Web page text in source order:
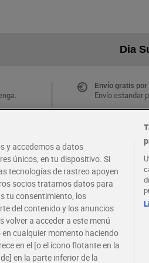
Dia
Envío gratis
Envío estandar
Folletos y
cercana
DIA · EMPLEO
y accedemos a datos
únicos, en tu dispositivo. Si
tecnologías de rastreo apoyen
socios tratamos datos para
tu consentimiento, los
del contenido y los anuncios
volver a acceder a este menú
cualquier momento haciendo
en el [o el ícono flotante en la
en la parte inferior de la